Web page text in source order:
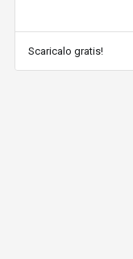
Scaricalo gratis!